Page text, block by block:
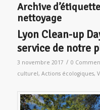
Archive
nettoyage
Lyon Clean-up
service de notre
3 novembre 2017 / 0
culturel, Actions écologiques,